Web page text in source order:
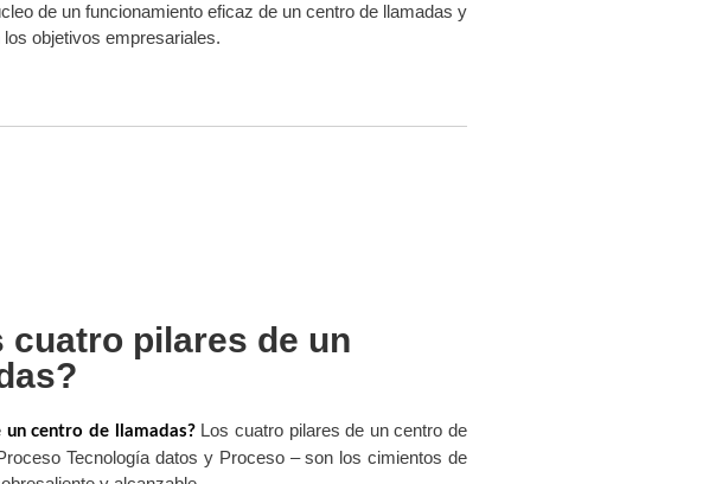
de un funcionamiento eficaz de un centro de llamadas y
objetivos empresariales.
cuatro pilares de un
centro de llamadas?Los cuatro pilares de un centro de
Tecnología datos y Proceso – son los cimientos de